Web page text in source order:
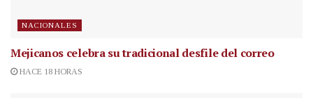
NACIONALES
Mejicanos celebra su tradicional desfile del correo
HACE 18 HORAS